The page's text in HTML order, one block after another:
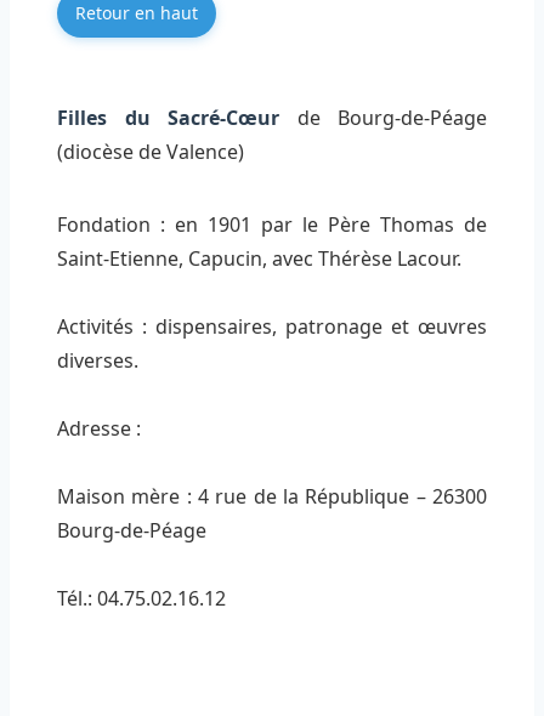
Retour en haut
Filles du Sacré-Cœur de Bourg-de-Péage
(diocèse de Valence)
Fondation : en 1901 par le Père Thomas de
Saint-Etienne, Capucin, avec Thérèse Lacour.
Activités : dispensaires, patronage et œuvres
diverses.
Adresse :
Maison mère : 4 rue de la République – 26300
Bourg-de-Péage
Tél.: 04.75.02.16.12